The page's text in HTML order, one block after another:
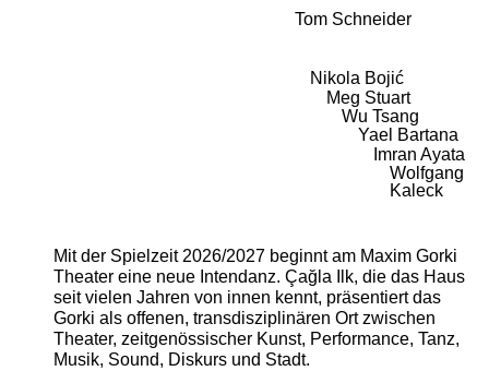
Tom Schneider
Nikola Bojić
Meg Stuart
Wu Tsang
Yael Bartana
Imran Ayata
Wolfgang
Kaleck
Mit der Spielzeit 2026/2027 beginnt am Maxim Gorki
Theater eine neue Intendanz. Çağla Ilk, die das Haus
seit vielen Jahren von innen kennt, präsentiert das
Gorki als offenen, transdisziplinären Ort zwischen
Theater, zeitgenössischer Kunst, Performance, Tanz,
Musik, Sound, Diskurs und Stadt.